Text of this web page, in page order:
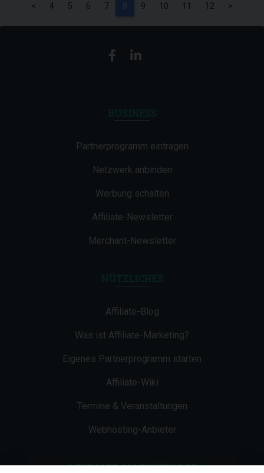
< 4 5 6 7 8 9 10 11 12 >
Partnerprogramm eintragen
Netzwerk anbinden
Werbung schalten
Affiliate-Newsletter
Merchant-Newsletter
Affiliate-Blog
Was ist Affiliate-Marketing?
Eigenes Partnerprogramm starten
Affiliate-Wiki
Termine & Veranstaltungen
Webhosting-Anbieter
AFFILIATE-MARKETING.DE